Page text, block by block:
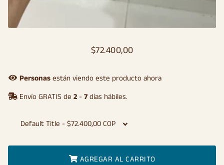
Precio
Precio
oferta
$72.400,00
Personas están viendo este producto ahora
Envío GRATIS de 2 - 7 días hábiles.
AGREGAR AL CARRITO